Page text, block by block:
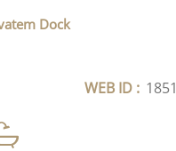
Dock
WEB ID : 1851